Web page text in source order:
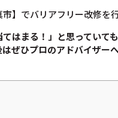
】でバリアフリー改修を
はまる！」と思っていても
ぜひプロのアドバイザー